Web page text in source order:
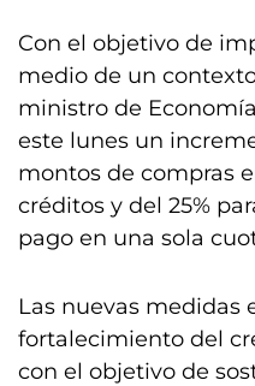
Con el objetivo de
medio de un
ministro de
este lunes un
montos de compras
créditos y del 25%
pago en una sola
Las nuevas medidas
fortalecimiento del
con el objetivo de